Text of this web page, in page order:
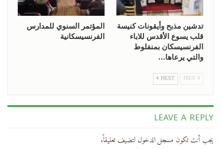
تدشين مذبح وأيقونات كنيسة
قلب يسوع الأقدس للاباء
الفرنسيسكان بمنفلوط
والتي يرعاها…
المؤتمر السنوي للمدارس
الفرنسيسكانية
NEXT
LEAVE A REPLY
يجب أنت تكون مسجل الدخول لتضيف تعليقاً.